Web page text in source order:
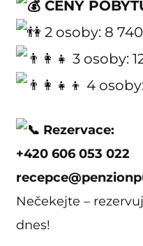
CENY
2 osoby: 8
3 osoby:
4
Rezervace:
+420 606 053 022
recepce
Nečekejte –
dnes!